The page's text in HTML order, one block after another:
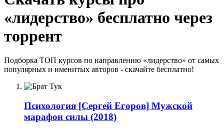
«лидерство» бесплатно через
торрент
Подборка ТОП курсов по направлению «лидерство» от самых
популярных и именитых авторов - скачайте бесплатно!
Психология [Сергей Егоров] Мужской
марафон силы (2018)